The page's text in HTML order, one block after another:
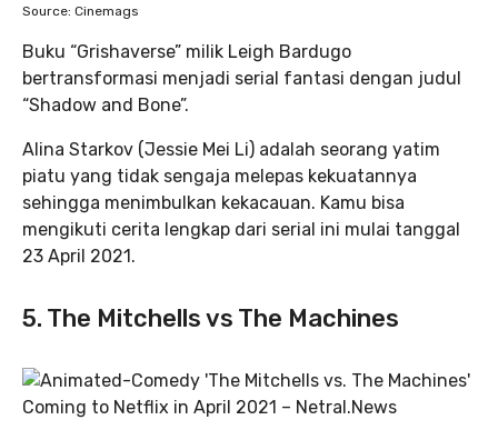
Source: Cinemags
Buku “Grishaverse” milik Leigh Bardugo
bertransformasi menjadi serial fantasi dengan judul
“Shadow and Bone”.
Alina Starkov (Jessie Mei Li) adalah seorang yatim
piatu yang tidak sengaja melepas kekuatannya
sehingga menimbulkan kekacauan. Kamu bisa
mengikuti cerita lengkap dari serial ini mulai tanggal
23 April 2021.
5. The Mitchells vs The Machines